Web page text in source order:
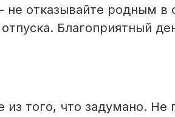
не отказывайте родным
Благоприятный
того, что задумано. Не